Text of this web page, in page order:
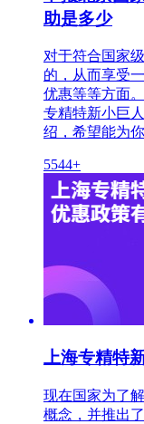
助是多少
对于符合国家
的，从而享受
优惠等等方面
专精特新小巨
绍，希望能为
5544+
上海专精特
现在国家为了
概念，并推出